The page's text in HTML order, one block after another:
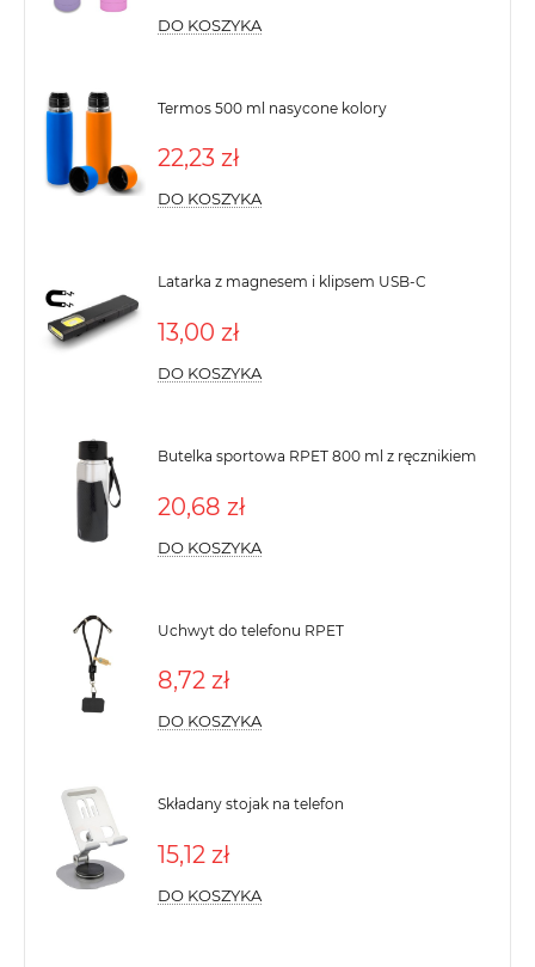
DO KOSZYKA
Termos 500 ml nasycone kolory
22,23 zł
DO KOSZYKA
Latarka z magnesem i klipsem USB-C
13,00 zł
DO KOSZYKA
Butelka sportowa RPET 800 ml z ręcznikiem
20,68 zł
DO KOSZYKA
Uchwyt do telefonu RPET
8,72 zł
DO KOSZYKA
Składany stojak na telefon
15,12 zł
DO KOSZYKA